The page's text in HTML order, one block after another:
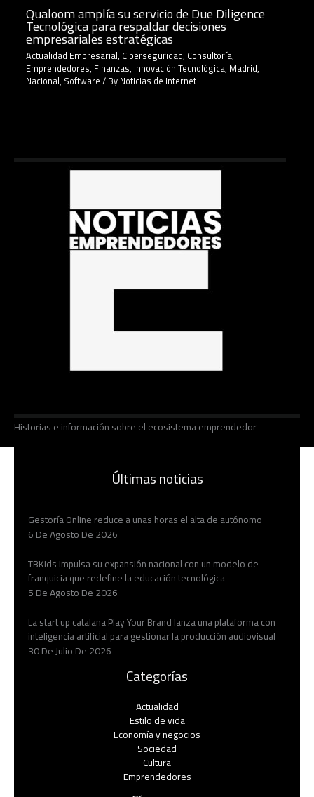
Qualoom amplía su servicio de Due Diligence
Tecnológica para respaldar decisiones
empresariales estratégicas
Actualidad Empresarial, Ciberseguridad, Consultoría,
Emprendedores, Finanzas, Innovación Tecnológica, Madrid,
Nacional, Software/ ByNoticias de Internet
Historias e información sobre el ecosistema emprendedor
Últimas noticias
Gestoría Online reduce a unas horas el alta de autónomo
6 De Agosto De 2026
TBKids impulsa su expansión nacional con un modelo de
franquicia que redefine la educación tecnológica
5 De Agosto De 2026
La start up catalana Play Your Brand lanza una plataforma con
inteligencia artificial para gestionar la producción audiovisual
30 De Julio De 2026
Categorías
Actualidad
Estilo de vida
Economía y negocios​
Sociedad
Cultura
Emprendedores